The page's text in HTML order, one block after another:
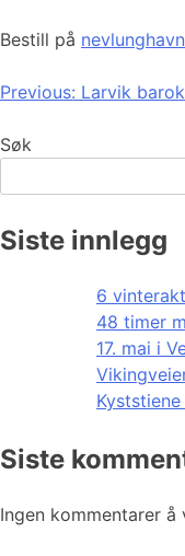
Bestill på
Previous: Larvik
Søk
Siste innlegg
6
48 timer
17. mai i
Siste
Ingen kommentarer å